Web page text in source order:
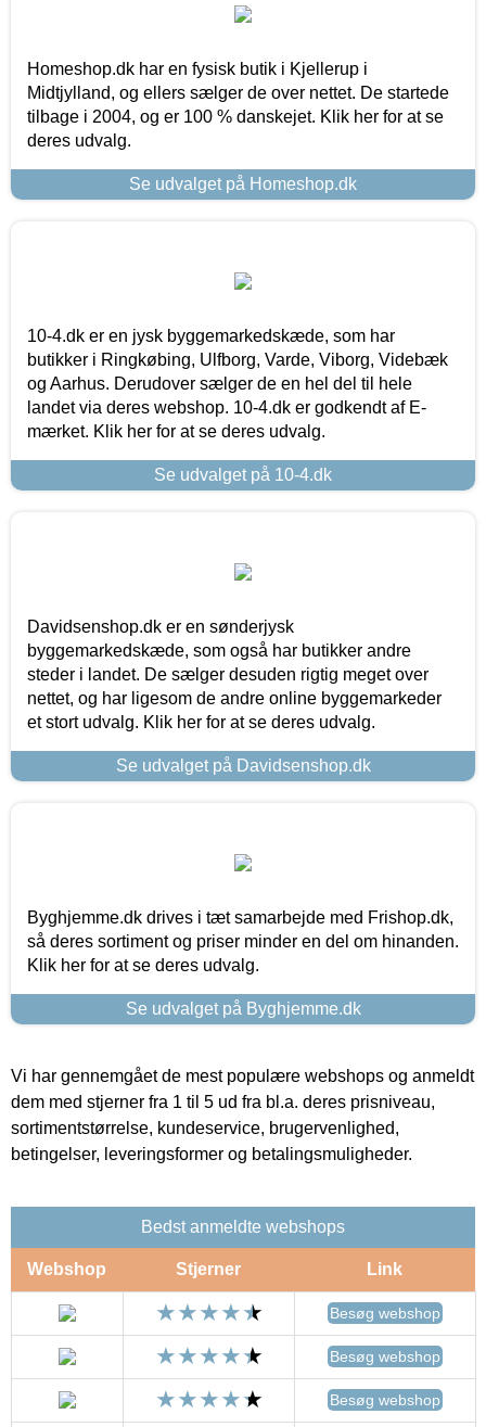
Homeshop.dk har en fysisk butik i Kjellerup i
Midtjylland, og ellers sælger de over nettet. De startede
tilbage i 2004, og er 100 % danskejet. Klik her for at se
deres udvalg.
Se udvalget på Homeshop.dk
10-4.dk er en jysk byggemarkedskæde, som har
butikker i Ringkøbing, Ulfborg, Varde, Viborg, Videbæk
og Aarhus. Derudover sælger de en hel del til hele
landet via deres webshop. 10-4.dk er godkendt af E-
mærket. Klik her for at se deres udvalg.
Se udvalget på 10-4.dk
Davidsenshop.dk er en sønderjysk
byggemarkedskæde, som også har butikker andre
steder i landet. De sælger desuden rigtig meget over
nettet, og har ligesom de andre online byggemarkeder
et stort udvalg. Klik her for at se deres udvalg.
Se udvalget på Davidsenshop.dk
Byghjemme.dk drives i tæt samarbejde med Frishop.dk,
så deres sortiment og priser minder en del om hinanden.
Klik her for at se deres udvalg.
Se udvalget på Byghjemme.dk
Vi har gennemgået de mest populære webshops og anmeldt
dem med stjerner fra 1 til 5 ud fra bl.a. deres prisniveau,
sortimentstørrelse, kundeservice, brugervenlighed,
betingelser, leveringsformer og betalingsmuligheder.
Bedst anmeldte webshops
Webshop Stjerner Link
Besøg webshop
Besøg webshop
Besøg webshop